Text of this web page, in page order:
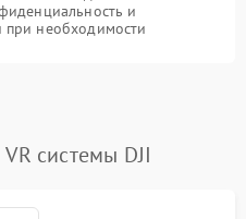
и
необходимости
системы DJI